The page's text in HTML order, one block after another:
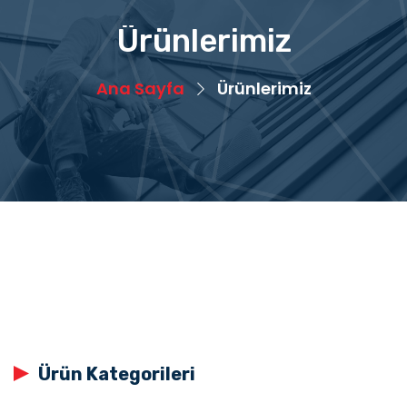
Ürünlerimiz
Ana Sayfa Ürünlerimiz
Ürün Kategorileri